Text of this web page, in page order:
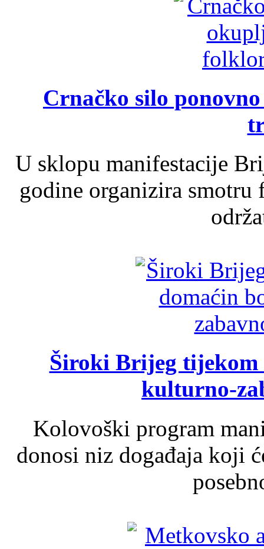
Crnačko silo
U sklopu manifestacije
godine organizira
Široki Brijeg tijekom
kulturno-
Kolovoški program
donosi niz događaja koji